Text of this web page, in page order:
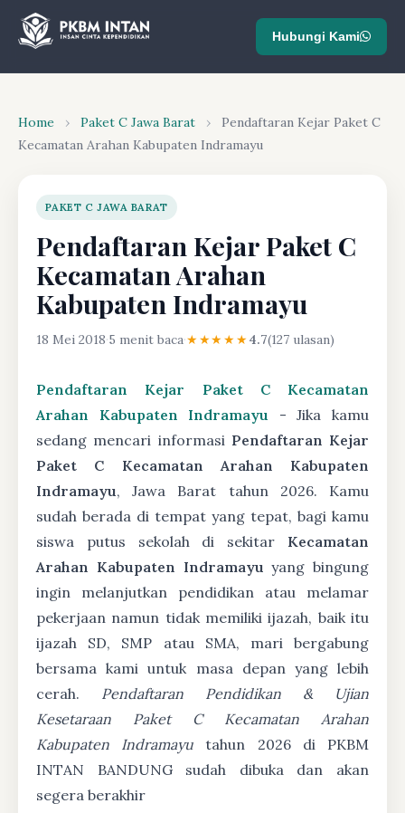
Hubungi Kami
Home › Paket C Jawa Barat ›
Pendaftaran Kejar Paket C
Kecamatan Arahan Kabupaten Indramayu
PAKET C JAWA BARAT
Pendaftaran Kejar Paket C
Kecamatan Arahan
Kabupaten Indramayu
18 Mei 2018·5 menit baca·★★★★★4.7(127 ulasan)
Pendaftaran Kejar Paket C Kecamatan
Arahan Kabupaten Indramayu - Jika kamu
sedang mencari informasi Pendaftaran Kejar
Paket C Kecamatan Arahan Kabupaten
Indramayu, Jawa Barat tahun 2026. Kamu
sudah berada di tempat yang tepat, bagi kamu
siswa putus sekolah di sekitar Kecamatan
Arahan Kabupaten Indramayu yang bingung
ingin melanjutkan pendidikan atau melamar
pekerjaan namun tidak memiliki ijazah, baik itu
ijazah SD, SMP atau SMA, mari bergabung
bersama kami untuk masa depan yang lebih
cerah. Pendaftaran Pendidikan & Ujian
Kesetaraan Paket C Kecamatan Arahan
Kabupaten Indramayu tahun 2026 di PKBM
INTAN BANDUNG sudah dibuka dan akan
segera berakhir